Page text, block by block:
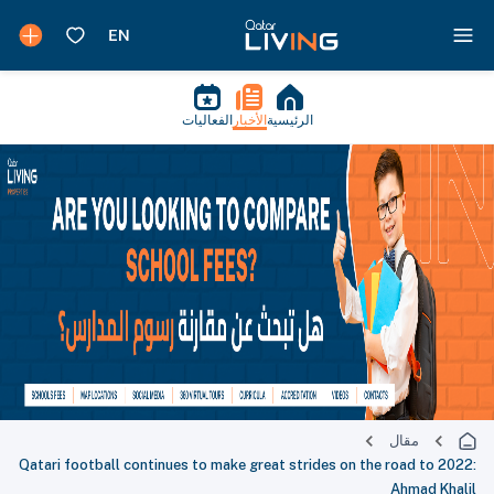
الرئيسية الأخبار الفعاليات
مقال
Qatari football continues to make great strides on the road to 2022:
Ahmad Khalil